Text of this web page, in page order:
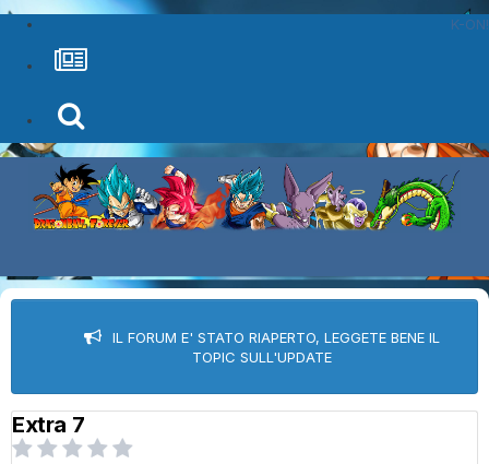
K-ON!
IL FORUM E' STATO RIAPERTO, LEGGETE BENE IL
TOPIC SULL'UPDATE
Extra 7